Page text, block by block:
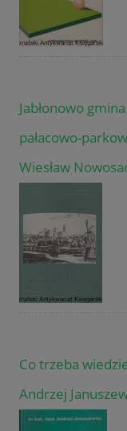
Jabłonowo
pałacowo-
Wiesław
Co trzeba
Andrzej